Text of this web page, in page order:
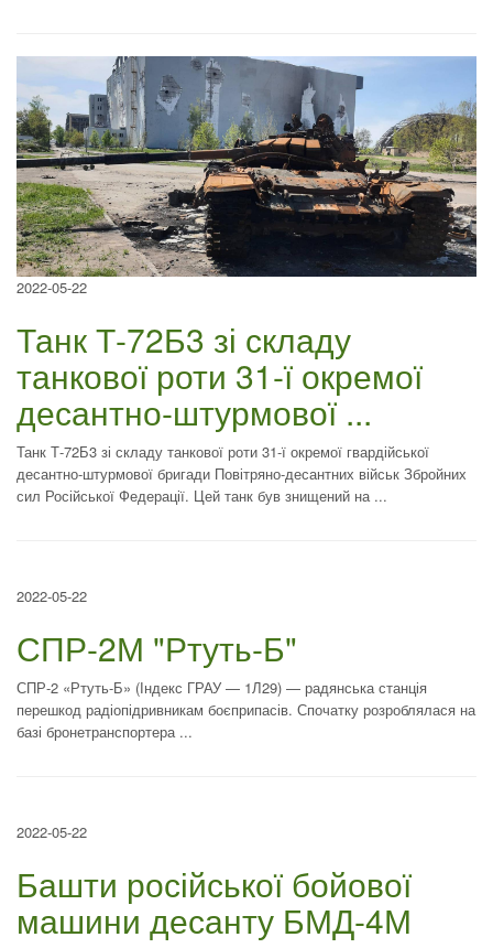
2022-05-22
Танк Т-72Б3 зі складу
танкової роти 31-ї окремої
десантно-штурмової ...
Танк Т-72Б3 зі складу танкової роти 31-ї окремої гвардійської
десантно-штурмової бригади Повітряно-десантних військ Збройних
сил Російської Федерації. Цей танк був знищений на ...
2022-05-22
СПР-2М "Ртуть-Б"
СПР-2 «Ртуть-Б» (Індекс ГРАУ — 1Л29) — радянська станція
перешкод радіопідривникам боєприпасів. Спочатку розроблялася на
базі бронетранспортера ...
2022-05-22
Башти російської бойової
машини десанту БМД-4М